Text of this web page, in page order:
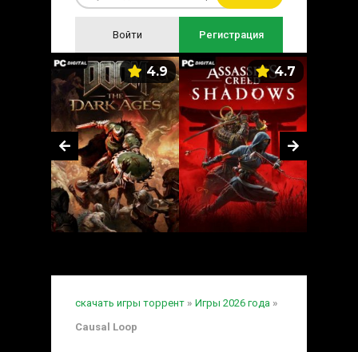
Войти Регистрация
4.9 4.7
скачать игры торрент » Игры 2026 года »
Causal Loop